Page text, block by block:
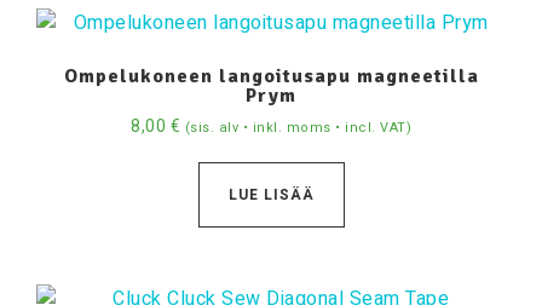
Ompelukoneen langoitusapu magneetilla
Prym
8,00 € (sis. alv • inkl. moms • incl. VAT)
LUE LISÄÄ